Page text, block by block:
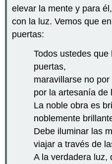
elevar la mente y para
con la luz. Vemos que
puertas:
Todos ustedes
puertas,
maravillarse no
por la artesanía de
La noble obra es
noblemente
Debe iluminar las
viajar a través de
A la verdadera luz,